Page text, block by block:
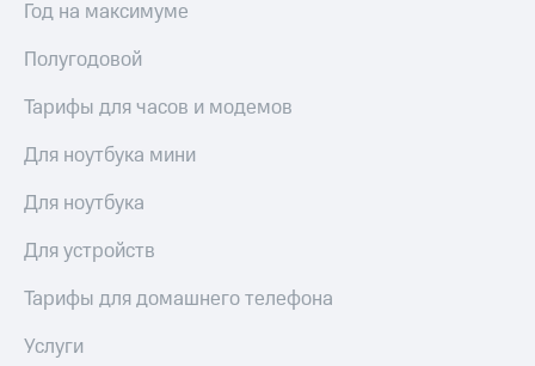
по QR-
за границей
магазин
Смартфоны
Наушники
и
колонки
Умные
Год на максимуме
Полугодовой
Тарифы для часов и модемов
Для ноутбука мини
Для ноутбука
Для устройств
Тарифы для домашнего телефона
Услуги